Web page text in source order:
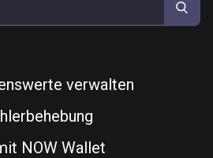
verwalten
NOW Wallet